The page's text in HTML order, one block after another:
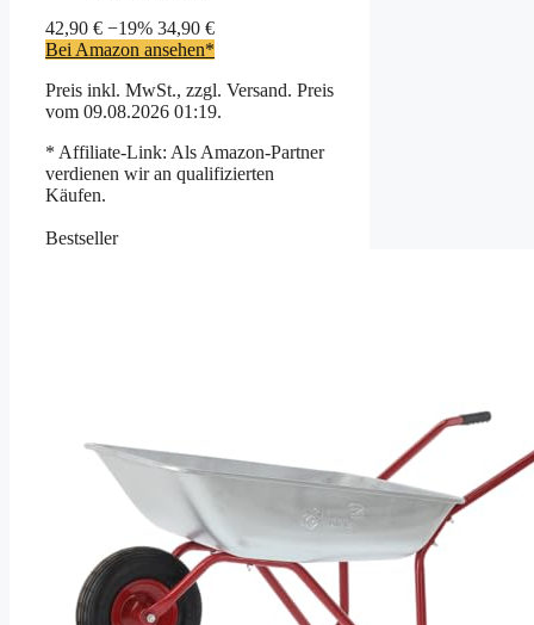
42,90 € −19% 34,90 €
Bei Amazon ansehen*
Preis inkl. MwSt., zzgl. Versand. Preis
vom 09.08.2026 01:19.
* Affiliate-Link: Als Amazon-Partner
verdienen wir an qualifizierten
Käufen.
Bestseller